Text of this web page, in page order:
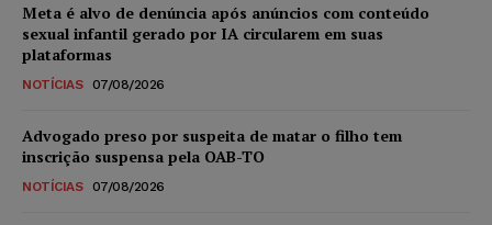
Meta é alvo de denúncia após anúncios com conteúdo
sexual infantil gerado por IA circularem em suas
plataformas
NOTÍCIAS 07/08/2026
Advogado preso por suspeita de matar o filho tem
inscrição suspensa pela OAB-TO
NOTÍCIAS 07/08/2026